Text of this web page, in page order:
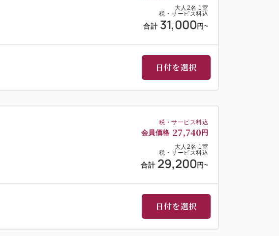
大人 2名 1室
税・サービス料込
合計 31,000 円~
日付を選択
税・サービス料込
会員価格 27,740 円
大人 2名 1室
税・サービス料込
合計 29,200 円~
日付を選択